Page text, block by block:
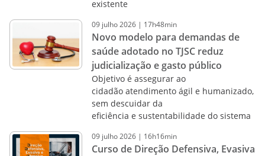
existente
09 julho2026 | 17h48min
Novo modelo para demandas de
saúde adotado no TJSC reduz
judicialização e gasto público
Objetivo é assegurar ao
cidadão atendimento ágil e humanizado,
sem descuidar da
eficiência e sustentabilidade do sistema
09 julho2026 | 16h16min
Curso de Direção Defensiva, Evasiva